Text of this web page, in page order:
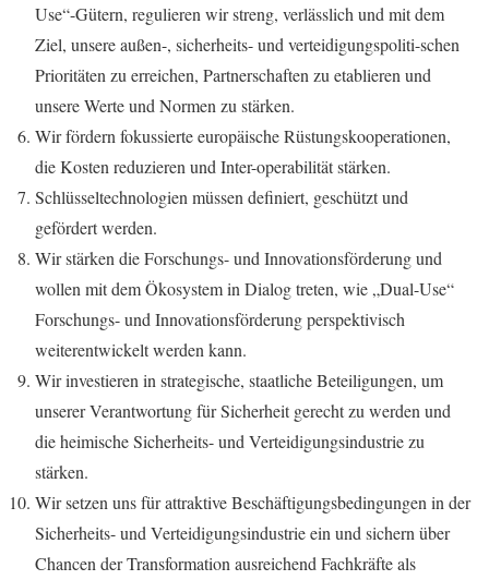
Use“-Gütern, regulieren wir streng, verlässlich und mit dem
Ziel, unsere außen-, sicherheits- und verteidigungspoliti-schen
Prioritäten zu erreichen, Partnerschaften zu etablieren und
unsere Werte und Normen zu stärken.
Wir fördern fokussierte europäische Rüstungskooperationen,
die Kosten reduzieren und Inter-operabilität stärken.
Schlüsseltechnologien müssen definiert, geschützt und
gefördert werden.
Wir stärken die Forschungs- und Innovationsförderung und
wollen mit dem Ökosystem in Dialog treten, wie „Dual-Use“
Forschungs- und Innovationsförderung perspektivisch
weiterentwickelt werden kann.
Wir investieren in strategische, staatliche Beteiligungen, um
unserer Verantwortung für Sicherheit gerecht zu werden und
die heimische Sicherheits- und Verteidigungsindustrie zu
stärken.
Wir setzen uns für attraktive Beschäftigungsbedingungen in der
Sicherheits- und Verteidigungsindustrie ein und sichern über
Chancen der Transformation ausreichend Fachkräfte als